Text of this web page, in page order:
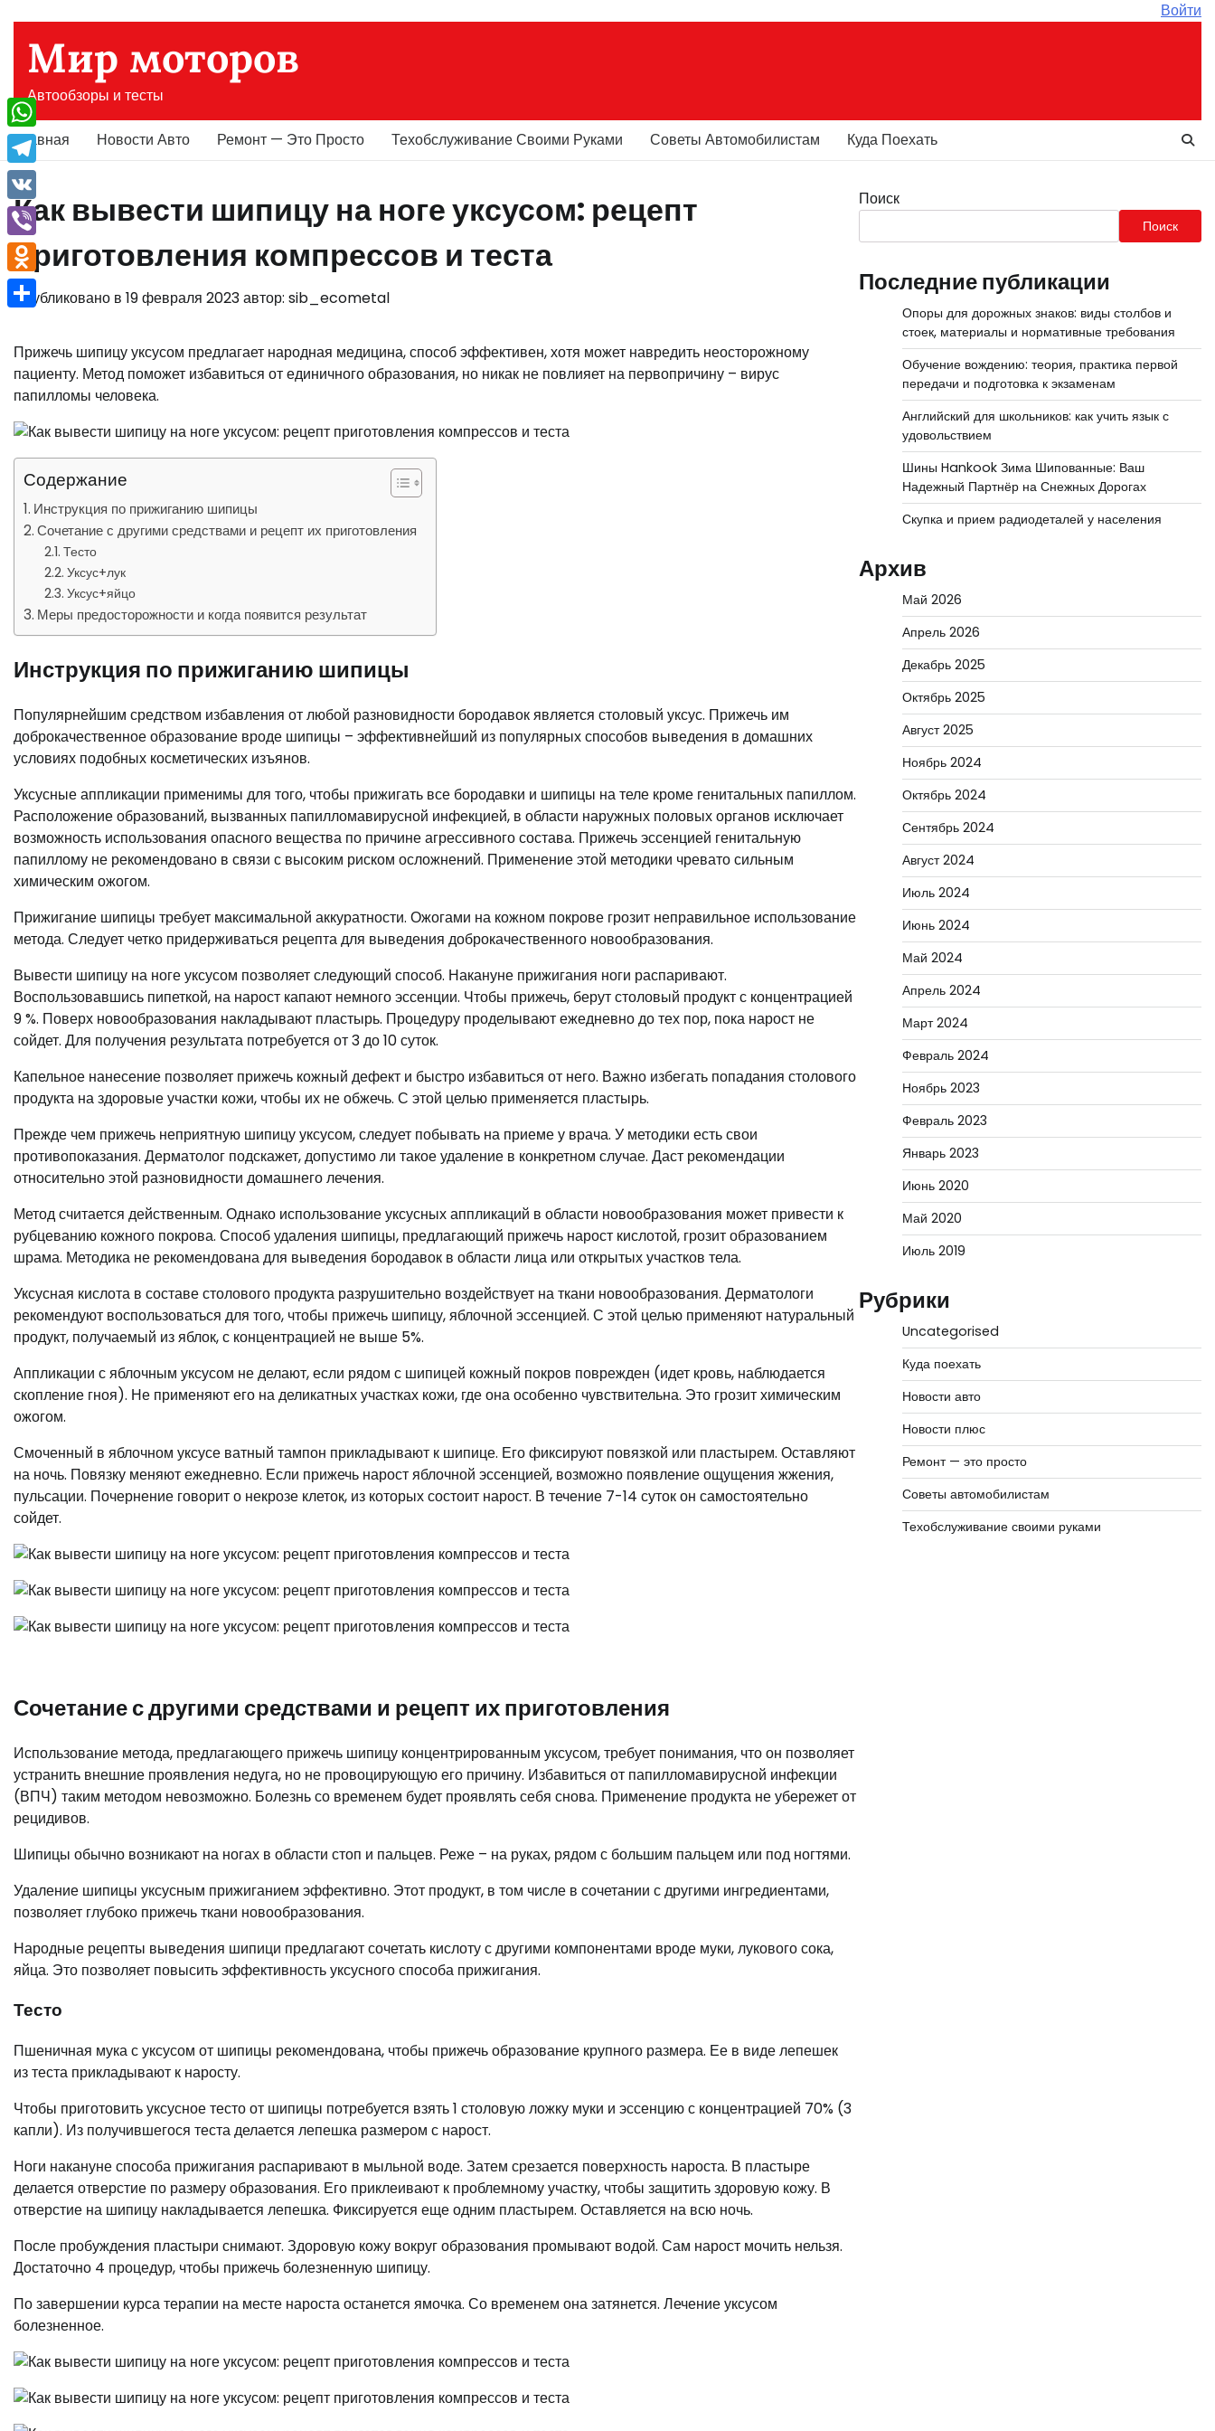
содержимому
Войти
Мир моторов
Автообзоры и тесты
Главная Новости Авто Ремонт — Это Просто Техобслуживание Своими Руками Советы Автомобилистам Куда Поехать
Как вывести шипицу на ноге уксусом: рецепт
приготовления компрессов и теста
Опубликовано в 19 февраля 2023автор: sib_ecometal
Прижечь шипицу уксусом предлагает народная медицина, способ эффективен, хотя может навредить неосторожному
пациенту. Метод поможет избавиться от единичного образования, но никак не повлияет на первопричину – вирус
папилломы человека.
Содержание
Инструкция по прижиганию шипицы
Сочетание с другими средствами и рецепт их приготовления
Тесто
Уксус+лук
Уксус+яйцо
Меры предосторожности и когда появится результат
Инструкция по прижиганию шипицы
Популярнейшим средством избавления от любой разновидности бородавок является столовый уксус. Прижечь им
доброкачественное образование вроде шипицы – эффективнейший из популярных способов выведения в домашних
условиях подобных косметических изъянов.
Уксусные аппликации применимы для того, чтобы прижигать все бородавки и шипицы на теле кроме генитальных папиллом.
Расположение образований, вызванных папилломавирусной инфекцией, в области наружных половых органов исключает
возможность использования опасного вещества по причине агрессивного состава. Прижечь эссенцией генитальную
папиллому не рекомендовано в связи с высоким риском осложнений. Применение этой методики чревато сильным
химическим ожогом.
Прижигание шипицы требует максимальной аккуратности. Ожогами на кожном покрове грозит неправильное использование
метода. Следует четко придерживаться рецепта для выведения доброкачественного новообразования.
Вывести шипицу на ноге уксусом позволяет следующий способ. Накануне прижигания ноги распаривают.
Воспользовавшись пипеткой, на нарост капают немного эссенции. Чтобы прижечь, берут столовый продукт с концентрацией
9 %. Поверх новообразования накладывают пластырь. Процедуру проделывают ежедневно до тех пор, пока нарост не
сойдет. Для получения результата потребуется от 3 до 10 суток.
Капельное нанесение позволяет прижечь кожный дефект и быстро избавиться от него. Важно избегать попадания столового
продукта на здоровые участки кожи, чтобы их не обжечь. С этой целью применяется пластырь.
Прежде чем прижечь неприятную шипицу уксусом, следует побывать на приеме у врача. У методики есть свои
противопоказания. Дерматолог подскажет, допустимо ли такое удаление в конкретном случае. Даст рекомендации
относительно этой разновидности домашнего лечения.
Метод считается действенным. Однако использование уксусных аппликаций в области новообразования может привести к
рубцеванию кожного покрова. Способ удаления шипицы, предлагающий прижечь нарост кислотой, грозит образованием
шрама. Методика не рекомендована для выведения бородавок в области лица или открытых участков тела.
Уксусная кислота в составе столового продукта разрушительно воздействует на ткани новообразования. Дерматологи
рекомендуют воспользоваться для того, чтобы прижечь шипицу, яблочной эссенцией. С этой целью применяют натуральный
продукт, получаемый из яблок, с концентрацией не выше 5%.
Аппликации с яблочным уксусом не делают, если рядом с шипицей кожный покров поврежден (идет кровь, наблюдается
скопление гноя). Не применяют его на деликатных участках кожи, где она особенно чувствительна. Это грозит химическим
ожогом.
Смоченный в яблочном уксусе ватный тампон прикладывают к шипице. Его фиксируют повязкой или пластырем. Оставляют
на ночь. Повязку меняют ежедневно. Если прижечь нарост яблочной эссенцией, возможно появление ощущения жжения,
пульсации. Почернение говорит о некрозе клеток, из которых состоит нарост. В течение 7-14 суток он самостоятельно
сойдет.
Сочетание с другими средствами и рецепт их приготовления
Использование метода, предлагающего прижечь шипицу концентрированным уксусом, требует понимания, что он позволяет
устранить внешние проявления недуга, но не провоцирующую его причину. Избавиться от папилломавирусной инфекции
(ВПЧ) таким методом невозможно. Болезнь со временем будет проявлять себя снова. Применение продукта не убережет от
рецидивов.
Шипицы обычно возникают на ногах в области стоп и пальцев. Реже – на руках, рядом с большим пальцем или под ногтями.
Удаление шипицы уксусным прижиганием эффективно. Этот продукт, в том числе в сочетании с другими ингредиентами,
позволяет глубоко прижечь ткани новообразования.
Народные рецепты выведения шипици предлагают сочетать кислоту с другими компонентами вроде муки, лукового сока,
яйца. Это позволяет повысить эффективность уксусного способа прижигания.
Тесто
Пшеничная мука с уксусом от шипицы рекомендована, чтобы прижечь образование крупного размера. Ее в виде лепешек
из теста прикладывают к наросту.
Чтобы приготовить уксусное тесто от шипицы потребуется взять 1 столовую ложку муки и эссенцию с концентрацией 70% (3
капли). Из получившегося теста делается лепешка размером с нарост.
Ноги накануне способа прижигания распаривают в мыльной воде. Затем срезается поверхность нароста. В пластыре
делается отверстие по размеру образования. Его приклеивают к проблемному участку, чтобы защитить здоровую кожу. В
отверстие на шипицу накладывается лепешка. Фиксируется еще одним пластырем. Оставляется на всю ночь.
После пробуждения пластыри снимают. Здоровую кожу вокруг образования промывают водой. Сам нарост мочить нельзя.
Достаточно 4 процедур, чтобы прижечь болезненную шипицу.
По завершении курса терапии на месте нароста останется ямочка. Со временем она затянется. Лечение уксусом
болезненное.
Поиск
Поиск
Последние публикации
Опоры для дорожных знаков: виды столбов и
стоек, материалы и нормативные требования
Обучение вождению: теория, практика первой
передачи и подготовка к экзаменам
Английский для школьников: как учить язык с
удовольствием
Шины Hankook Зима Шипованные: Ваш
Надежный Партнёр на Снежных Дорогах
Скупка и прием радиодеталей у населения
Архив
Май 2026
Апрель 2026
Декабрь 2025
Октябрь 2025
Август 2025
Ноябрь 2024
Октябрь 2024
Сентябрь 2024
Август 2024
Июль 2024
Июнь 2024
Май 2024
Апрель 2024
Март 2024
Февраль 2024
Ноябрь 2023
Февраль 2023
Январь 2023
Июнь 2020
Май 2020
Июль 2019
Рубрики
Uncategorised
Куда поехать
Новости авто
Новости плюс
Ремонт — это просто
Советы автомобилистам
Техобслуживание своими руками
WhatsApp
Telegram
VK
Viber
Odnoklassniki